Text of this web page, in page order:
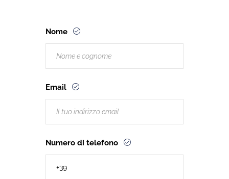
Nome
Email
Numero di telefono